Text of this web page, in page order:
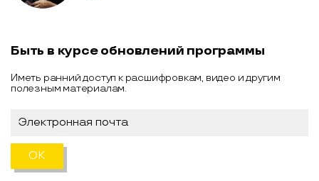
Быть в курсе обновлений программы
Иметь ранний доступ к расшифровкам, видео и другим
полезным материалам.